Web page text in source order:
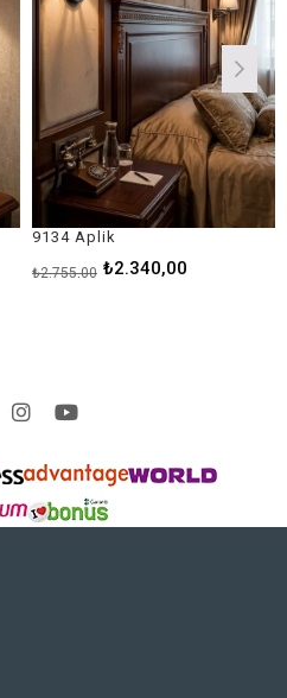
9134 Aplik
₺2.340,00
₺2.755,00